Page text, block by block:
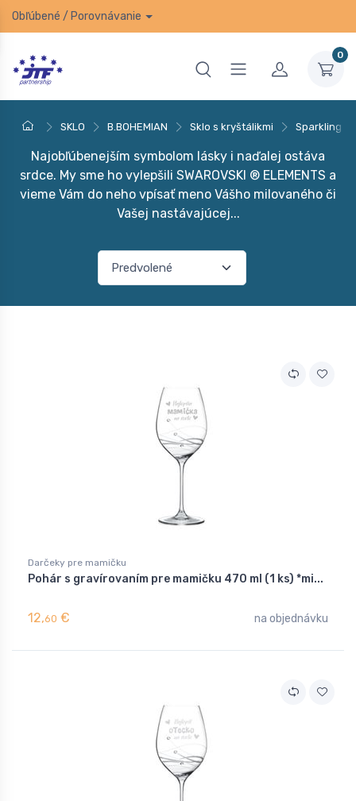
Obľúbené / Porovnávanie
0
SKLO B.BOHEMIAN Sklo s kryštálikmi Sparkling
Najobľúbenejším symbolom lásky i naďalej ostáva
srdce. My sme ho vylepšili SWAROVSKI ® ELEMENTS a
vieme Vám do neho vpísať meno Vášho milovaného či
Vašej nastávajúcej...
Darčeky pre mamičku
Pohár s gravírovaním pre mamičku 470 ml (1 ks) *mi...
12,60 € na objednávku